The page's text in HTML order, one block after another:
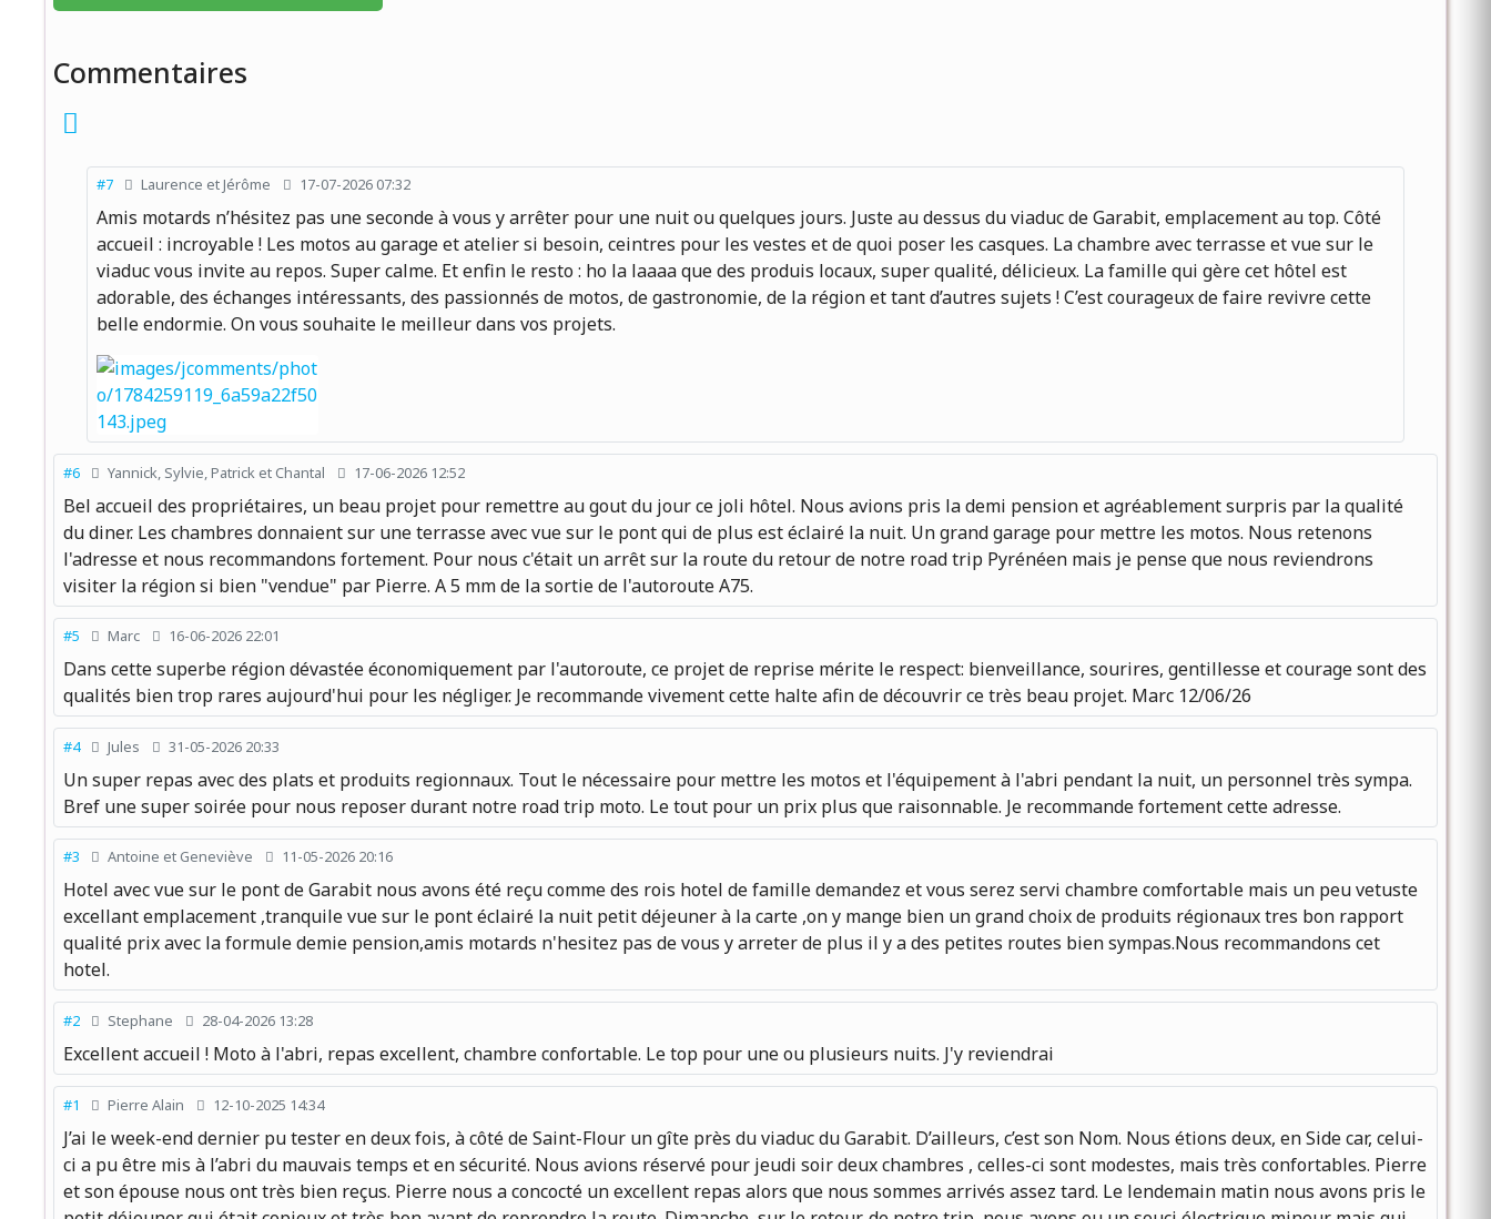
Commentaires
#7 Laurence et Jérôme 17-07-2026 07:32
Amis motards n’hésitez pas une seconde à vous y arrêter pour une nuit ou quelques jours. Juste au dessus du viaduc de Garabit, emplacement au top. Côté
accueil : incroyable ! Les motos au garage et atelier si besoin, ceintres pour les vestes et de quoi poser les casques. La chambre avec terrasse et vue sur le
viaduc vous invite au repos. Super calme. Et enfin le resto : ho la laaaa que des produis locaux, super qualité, délicieux. La famille qui gère cet hôtel est
adorable, des échanges intéressants, des passionnés de motos, de gastronomie, de la région et tant d’autres sujets ! C’est courageux de faire revivre cette
belle endormie. On vous souhaite le meilleur dans vos projets.
#6 Yannick, Sylvie, Patrick et Chantal 17-06-2026 12:52
Bel accueil des propriétaires, un beau projet pour remettre au gout du jour ce joli hôtel. Nous avions pris la demi pension et agréablement surpris par la qualité
du diner. Les chambres donnaient sur une terrasse avec vue sur le pont qui de plus est éclairé la nuit. Un grand garage pour mettre les motos. Nous retenons
l'adresse et nous recommandons fortement. Pour nous c'était un arrêt sur la route du retour de notre road trip Pyrénéen mais je pense que nous reviendrons
visiter la région si bien "vendue" par Pierre. A 5 mm de la sortie de l'autoroute A75.
#5 Marc 16-06-2026 22:01
Dans cette superbe région dévastée économiquement par l'autoroute, ce projet de reprise mérite le respect: bienveillance, sourires, gentillesse et courage sont des
qualités bien trop rares aujourd'hui pour les négliger. Je recommande vivement cette halte afin de découvrir ce très beau projet. Marc 12/06/26
#4 Jules 31-05-2026 20:33
Un super repas avec des plats et produits regionnaux. Tout le nécessaire pour mettre les motos et l'équipement à l'abri pendant la nuit, un personnel très sympa.
Bref une super soirée pour nous reposer durant notre road trip moto. Le tout pour un prix plus que raisonnable. Je recommande fortement cette adresse.
#3 Antoine et Geneviève 11-05-2026 20:16
Hotel avec vue sur le pont de Garabit nous avons été reçu comme des rois hotel de famille demandez et vous serez servi chambre comfortable mais un peu vetuste
excellant emplacement ,tranquile vue sur le pont éclairé la nuit petit déjeuner à la carte ,on y mange bien un grand choix de produits régionaux tres bon rapport
qualité prix avec la formule demie pension,amis motards n'hesitez pas de vous y arreter de plus il y a des petites routes bien sympas.Nous recommandons cet
hotel.
#2 Stephane 28-04-2026 13:28
Excellent accueil ! Moto à l'abri, repas excellent, chambre confortable. Le top pour une ou plusieurs nuits. J'y reviendrai
#1 Pierre Alain 12-10-2025 14:34
J’ai le week-end dernier pu tester en deux fois, à côté de Saint-Flour un gîte près du viaduc du Garabit. D’ailleurs, c’est son Nom. Nous étions deux, en Side car, celui-
ci a pu être mis à l’abri du mauvais temps et en sécurité. Nous avions réservé pour jeudi soir deux chambres , celles-ci sont modestes, mais très confortables. Pierre
et son épouse nous ont très bien reçus. Pierre nous a concocté un excellent repas alors que nous sommes arrivés assez tard. Le lendemain matin nous avons pris le